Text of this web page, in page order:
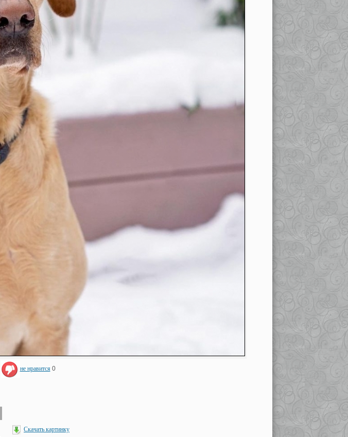
не нравится 0
Скачать картинку